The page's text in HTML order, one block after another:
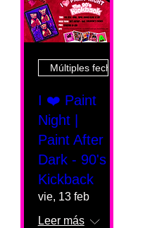
Múltiples fechas
I ❤️ Paint
Night |
Paint After
Dark - 90's
Kickback
vie, 13 feb
Leer más